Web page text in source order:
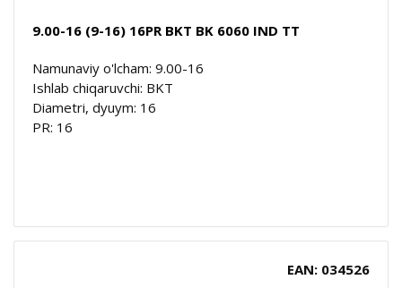
9.00-16 (9-16) 16PR BKT BK 6060 IND TT
Namunaviy o'lcham: 9.00-16
Ishlab chiqaruvchi: BKT
Diametri, dyuym: 16
PR: 16
EAN: 034526